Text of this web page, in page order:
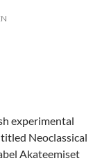
experimental
Neoclassical
Akateemiset